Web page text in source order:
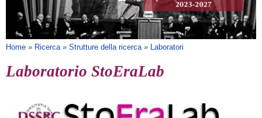
BIBLIOTECHE
SERVIZI
Tu sei qui
Home » Ricerca » Strutture della ricerca » Laboratori
Laboratorio StoEraLab